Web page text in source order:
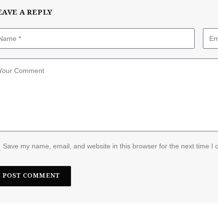
A REPLY
Save my name, email, and website in this browser for the next time I